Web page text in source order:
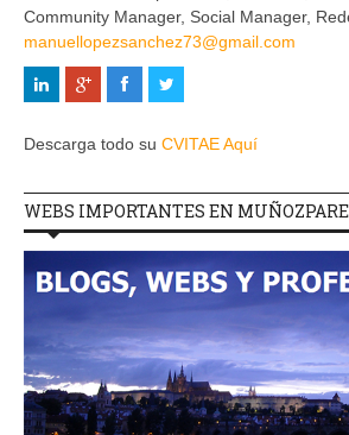
Community Manager, Social Manager,
manuellopezsanchez73@gmail.com
Descarga todo su CVITAE Aquí
WEBS IMPORTANTES EN